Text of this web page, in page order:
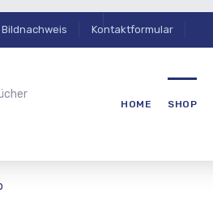
Bildnachweis Kontaktformular
HOME SHOP